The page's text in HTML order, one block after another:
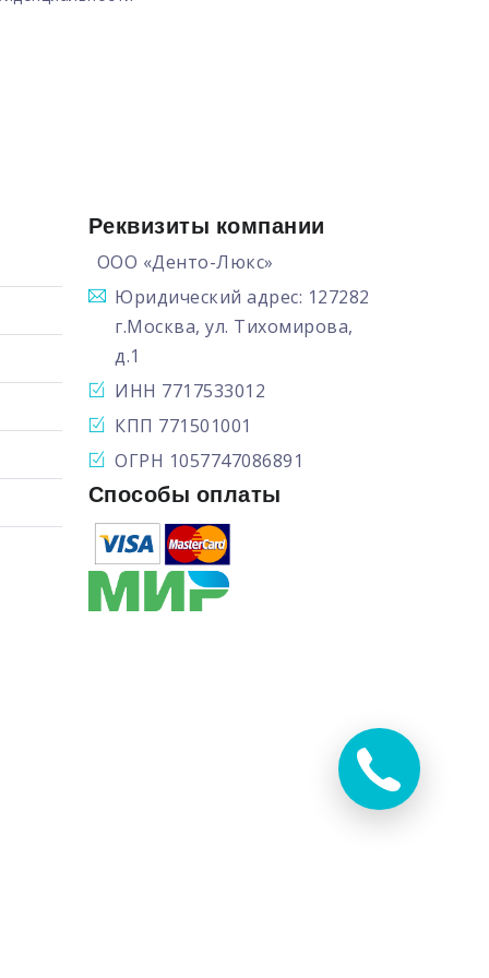
Реквизиты компании
ООО «Денто-Люкс»
Юридический адрес: 127282
г.Москва, ул. Тихомирова,
д.1
ИНН 7717533012
КПП 771501001
ОГРН 1057747086891
Способы оплаты